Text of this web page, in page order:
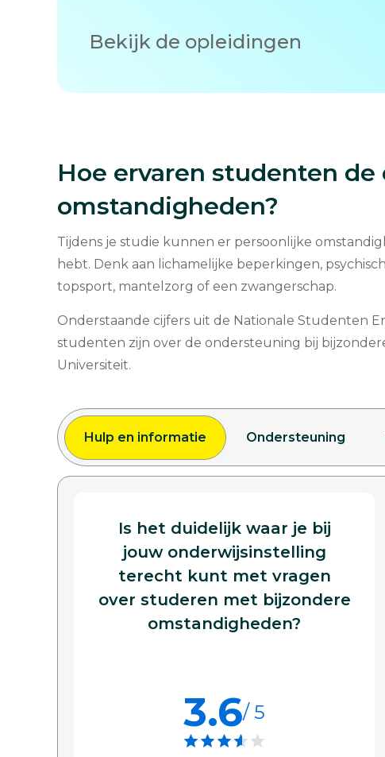
Bekijk de opleidingen
Hoe ervaren studenten
omstandigheden?
Tijdens je studie kunnen er persoonlijke
hebt. Denk aan lichamelijke beperkingen,
topsport, mantelzorg of een zwangerschap.
Onderstaande cijfers uit de Nationale Studenten
studenten zijn over de ondersteuning bij
Universiteit.
Hulp en informatie Ondersteuning
Is het duidelijk waar je bij
jouw onderwijsinstelling
terecht kunt met vragen
over studeren met bijzondere
omstandigheden?
3.6/ 5